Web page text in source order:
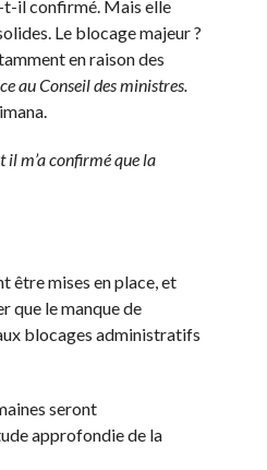
t-il confirmé. Mais elle
Le blocage majeur ?
en raison des
au Conseil des ministres.
il m’a confirmé que la
être mises en place, et
que le manque de
blocages administratifs
seront
approfondie de la